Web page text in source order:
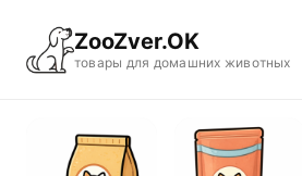
ZooZver.OK
товары для домашних животных